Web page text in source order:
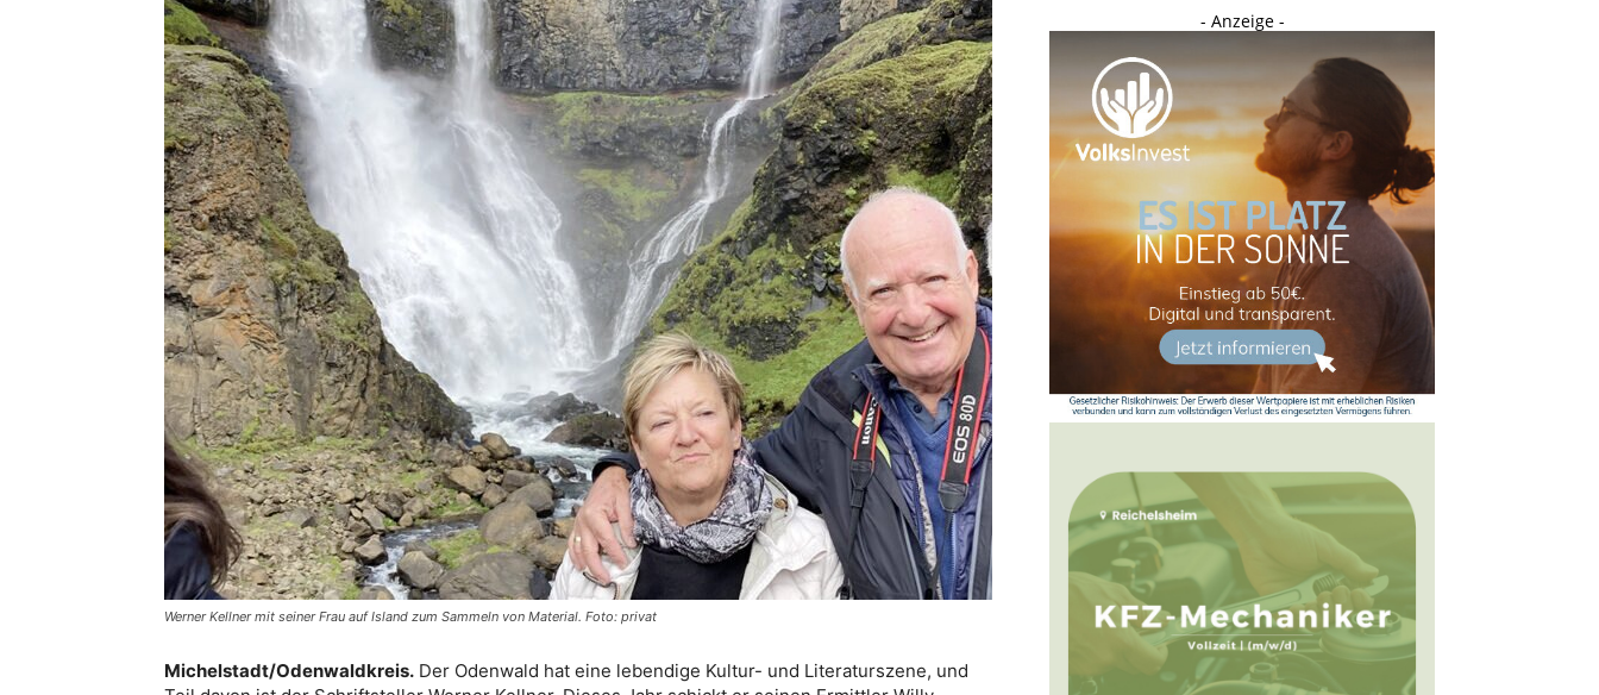
Werner Kellner mit seiner Frau auf Island zum Sammeln von Material. Foto: privat
Michelstadt/Odenwaldkreis. Der Odenwald hat eine lebendige Kultur- und Literaturszene, und
- Anzeige -